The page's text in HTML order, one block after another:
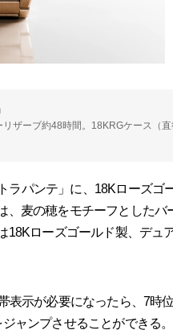
ザーブ約48時間。18KRGケース（
パンテ」に、18Kローズゴ
、麦の穂をモチーフとしたバ
18Kローズゴールド製、デュ
示が必要になったら、7時
ャンプさせることができる